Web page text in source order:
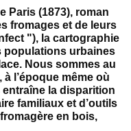
Paris (1873), roman
fromages et de leurs
"), la cartographie
populations urbaines
Nous sommes au
l’époque même où
entraîne la disparition
familiaux et d’outils
en bois,